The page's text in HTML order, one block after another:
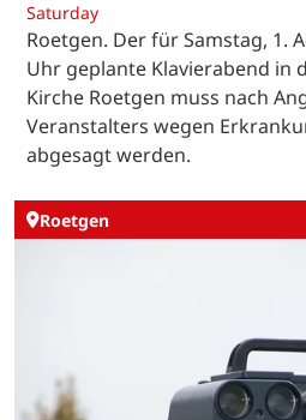
Saturday
Roetgen. Der für Samstag, 1.
Uhr geplante Klavierabend in
Kirche Roetgen muss nach
Veranstalters wegen
abgesagt werden.
Roetgen